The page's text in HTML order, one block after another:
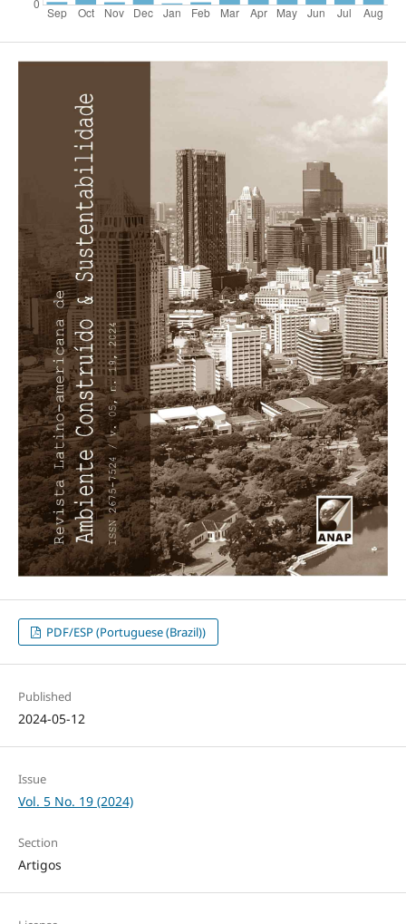
PDF/ESP (Portuguese (Brazil))
Published
2024-05-12
Issue
Vol. 5 No. 19 (2024)
Section
Artigos